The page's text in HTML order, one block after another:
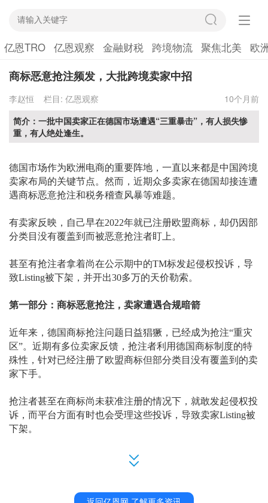
亿恩TRO 亿恩观察 金融财税 跨境物流 聚焦北美 欧
商标恶意抢注频发，大批跨境卖家中招
李赵恒 栏目: 亿恩观察
10个月前
简介：一批中国卖家正在德国市场遭遇“三重暴击”，有人损失惨
重，有人绝处逢生。
德国市场作为欧洲电商的重要阵地，一直以来都是中国跨境
卖家布局的关键节点。然而，近期众多卖家在德国却接连遭
遇商标恶意抢注和税务稽查风暴等难题。
有卖家反映，自己早在2022年就已注册欧盟商标，却仍因部
分类目没有覆盖到而被恶意抢注者盯上。
甚至有抢注者拿着尚在公示期中的TM标发起侵权投诉，导
致Listing被下架，并开出30多万的天价勒索。
第一部分：商标恶意抢注，卖家遭遇合规暗箭
近年来，德国商标抢注问题日益猖獗，已经成为抢注“重灾
区”。近期有多位卖家反馈，抢注者利用德国商标制度的特
殊性，针对已经注册了欧盟商标但部分类目没有覆盖到的卖
家下手。
抢注者甚至在商标尚未获准注册的情况下，就敢发起侵权投
诉，而平台方面有时也会受理这些投诉，导致卖家Listing被
下架。
业内人士分析，德国商标抢注问题之所以如此严重，源于其
与美国商标的